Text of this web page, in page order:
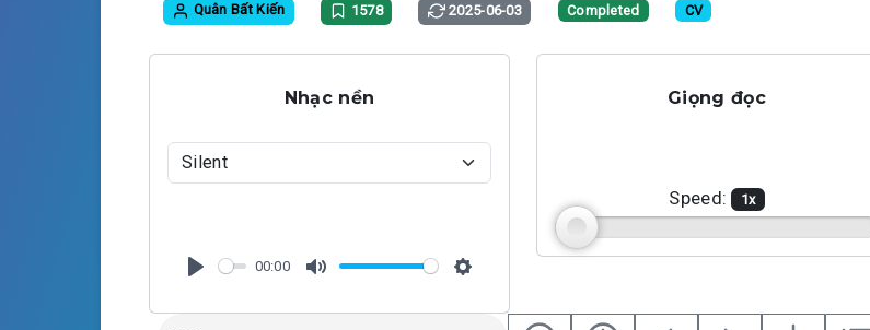
Quân Bất Kiến 1578 2025-06-03 Completed CV
Nhạc nền
00:00
Giọng đọc
Speed: 1x